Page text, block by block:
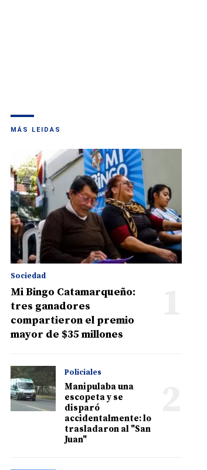
MÁS LEIDAS
Sociedad
Mi Bingo Catamarqueño:
tres ganadores
compartieron el premio
mayor de $35 millones
Policiales
Manipulaba una
escopeta y se
disparó
accidentalmente: lo
trasladaron al "San
Juan"